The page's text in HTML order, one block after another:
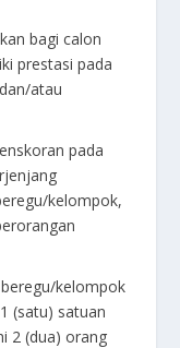
bagi calon
prestasi pada
atau
pada
kelompok,
kelompok
(satu) satuan
2 (dua) orang